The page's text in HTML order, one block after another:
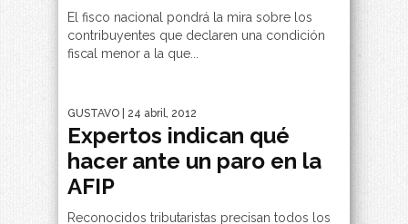
El fisco nacional pondrá la mira sobre los
contribuyentes que declaren una condición
fiscal menor a la que...
GUSTAVO | 24 abril, 2012
Expertos indican qué
hacer ante un paro en la
AFIP
Reconocidos tributaristas precisan todos los